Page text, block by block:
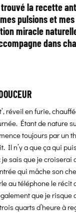
la recette
pulsions et
miracle
dans
réveil en furie,
Étant de nature
toujours par un
Il n’y a que ça qui
sais que je croiserai
qui mâche son
au téléphone le récit
que je risque
quarts d’heure à